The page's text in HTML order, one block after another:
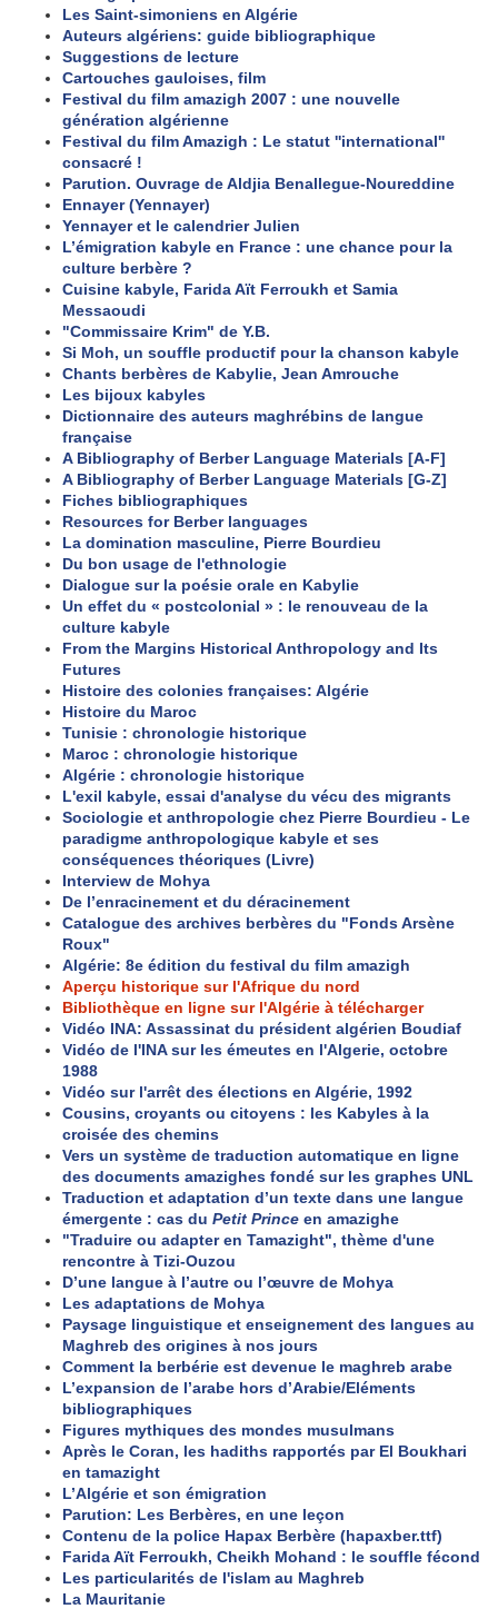
Les Saint-simoniens en Algérie
Auteurs algériens: guide bibliographique
Suggestions de lecture
Cartouches gauloises, film
Festival du film amazigh 2007 : une nouvelle
génération algérienne
Festival du film Amazigh : Le statut ''international''
consacré !
Parution. Ouvrage de Aldjia Benallegue-Noureddine
Ennayer (Yennayer)
Yennayer et le calendrier Julien
L’émigration kabyle en France : une chance pour la
culture berbère ?
Cuisine kabyle, Farida Aït Ferroukh et Samia
Messaoudi
"Commissaire Krim" de Y.B.
Si Moh, un souffle productif pour la chanson kabyle
Chants berbères de Kabylie, Jean Amrouche
Les bijoux kabyles
Dictionnaire des auteurs maghrébins de langue
française
A Bibliography of Berber Language Materials [A-F]
A Bibliography of Berber Language Materials [G-Z]
Fiches bibliographiques
Resources for Berber languages
La domination masculine, Pierre Bourdieu
Du bon usage de l'ethnologie
Dialogue sur la poésie orale en Kabylie
Un effet du « postcolonial » : le renouveau de la
culture kabyle
From the Margins Historical Anthropology and Its
Futures
Histoire des colonies françaises: Algérie
Histoire du Maroc
Tunisie : chronologie historique
Maroc : chronologie historique
Algérie : chronologie historique
L'exil kabyle, essai d'analyse du vécu des migrants
Sociologie et anthropologie chez Pierre Bourdieu - Le
paradigme anthropologique kabyle et ses
conséquences théoriques (Livre)
Interview de Mohya
De l’enracinement et du déracinement
Catalogue des archives berbères du "Fonds Arsène
Roux"
Algérie: 8e édition du festival du film amazigh
Aperçu historique sur l'Afrique du nord
Bibliothèque en ligne sur l'Algérie à télécharger
Vidéo INA: Assassinat du président algérien Boudiaf
Vidéo de l'INA sur les émeutes en l'Algerie, octobre
1988
Vidéo sur l'arrêt des élections en Algérie, 1992
Cousins, croyants ou citoyens : les Kabyles à la
croisée des chemins
Vers un système de traduction automatique en ligne
des documents amazighes fondé sur les graphes UNL
Traduction et adaptation d’un texte dans une langue
émergente : cas du Petit Prince en amazighe
"Traduire ou adapter en Tamazight", thème d'une
rencontre à Tizi-Ouzou
D’une langue à l’autre ou l’œuvre de Mohya
Les adaptations de Mohya
Paysage linguistique et enseignement des langues au
Maghreb des origines à nos jours
Comment la berbérie est devenue le maghreb arabe
L’expansion de l’arabe hors d’Arabie/Eléments
bibliographiques
Figures mythiques des mondes musulmans
Après le Coran, les hadiths rapportés par El Boukhari
en tamazight
L’Algérie et son émigration
Parution: Les Berbères, en une leçon
Contenu de la police Hapax Berbère (hapaxber.ttf)
Farida Aït Ferroukh, Cheikh Mohand : le souffle fécond
Les particularités de l'islam au Maghreb
La Mauritanie